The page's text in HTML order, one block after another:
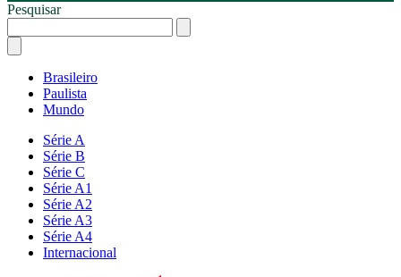
Pesquisar
Brasileiro
Paulista
Mundo
Série A
Série B
Série C
Série A1
Série A2
Série A3
Série A4
Internacional